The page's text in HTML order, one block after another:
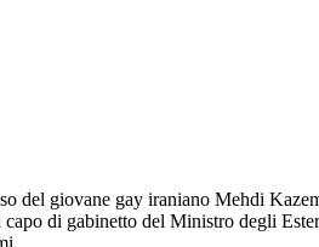
del giovane gay iraniano Mehdi
di gabinetto del Ministro degli